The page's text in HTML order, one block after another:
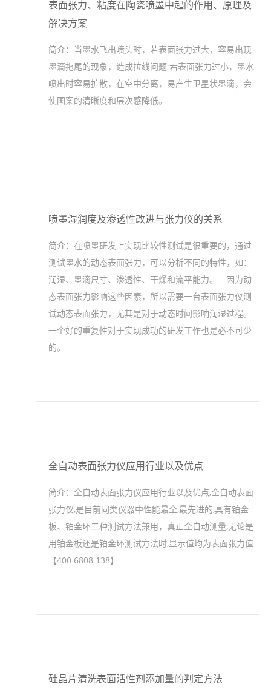
表面张力、粘度在陶瓷喷墨中起的作用、原理及
解决方案
简介： 当墨水飞出喷头时，若表面张力过大，容易出现
墨滴拖尾的现象，造成拉线问题;若表面张力过小，墨水
喷出时容易扩散，在空中分离，易产生卫星状墨滴，会
使图案的清晰度和层次感降低。
喷墨湿润度及渗透性改进与张力仪的关系
简介： 在喷墨研发上实现比较性测试是很重要的，通过
测试墨水的动态表面张力，可以分析不同的特性，如：
润湿、墨滴尺寸、渗透性、干燥和流平能力。 因为动
态表面张力影响这些因素，所以需要一台表面张力仪测
试动态表面张力，尤其是对于动态时间影响润湿过程。
一个好的重复性对于实现成功的研发工作也是必不可少
的。
全自动表面张力仪应用行业以及优点
简介： 全自动表面张力仪应用行业以及优点,全自动表面
张力仪,是目前同类仪器中性能最全,最先进的,具有铂金
板、铂金环二种测试方法兼用，真正全自动测量,无论是
用铂金板还是铂金环测试方法时,显示值均为表面张力值
【400 6808 138】
硅晶片清洗表面活性剂添加量的判定方法